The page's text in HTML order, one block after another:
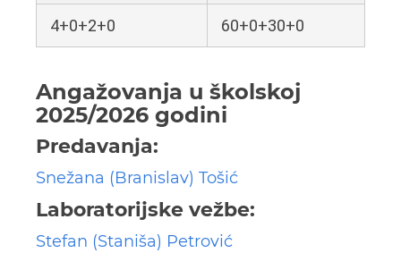
4+0+2+0 60+0+30+0
Angažovanja u školskoj
2025/2026 godini
Predavanja:
Snežana (Branislav) Tošić
Laboratorijske vežbe:
Stefan (Staniša) Petrović